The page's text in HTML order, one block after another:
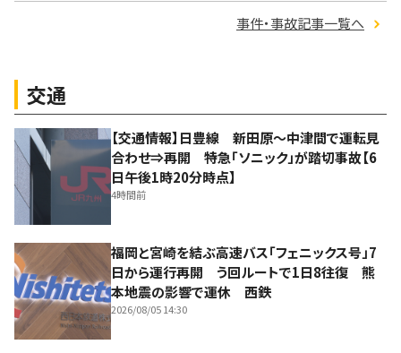
事件・事故記事一覧へ
交通
【交通情報】日豊線 新田原～中津間で運転見
合わせ⇒再開 特急「ソニック」が踏切事故【6
日午後1時20分時点】
4時間前
福岡と宮崎を結ぶ高速バス「フェニックス号」7
日から運行再開 う回ルートで1日8往復 熊
本地震の影響で運休 西鉄
2026/08/05 14:30